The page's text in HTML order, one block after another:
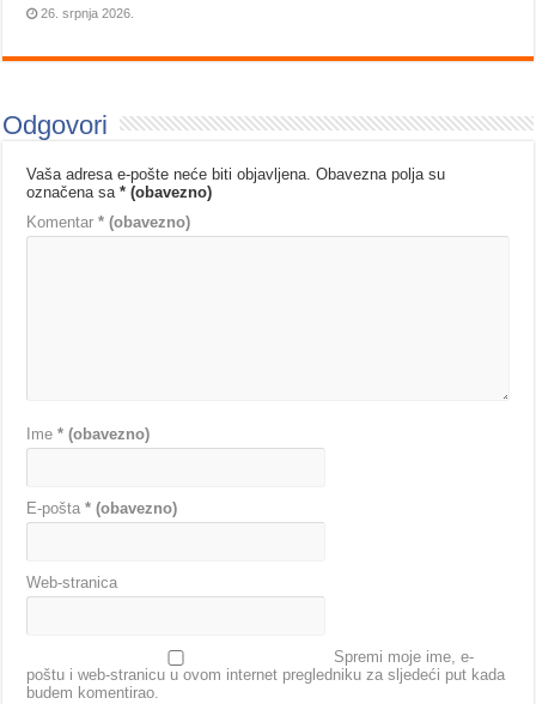
26. srpnja 2026.
Odgovori
Vaša adresa e-pošte neće biti objavljena. Obavezna polja su
označena sa* (obavezno)
Komentar* (obavezno)
Ime* (obavezno)
E-pošta* (obavezno)
Web-stranica
Spremi moje ime, e-
poštu i web-stranicu u ovom internet pregledniku za sljedeći put kada
budem komentirao.